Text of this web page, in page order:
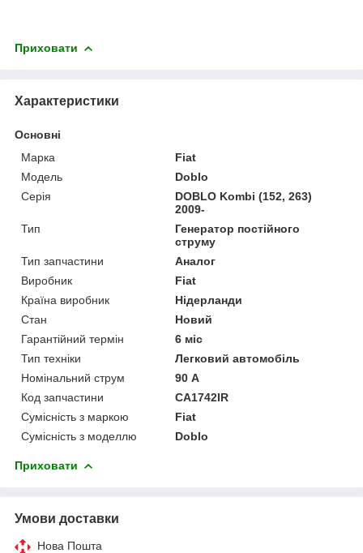
Приховати
Характеристики
Основні
Марка
Fiat
Модель
Doblo
Серія
DOBLO Kombi (152, 263)
2009-
Тип
Генератор постійного
струму
Тип запчастини
Аналог
Виробник
Fiat
Країна виробник
Нідерланди
Стан
Новий
Гарантійний термін
6 міс
Тип техніки
Легковий автомобіль
Номінальний струм
90 А
Код запчастини
CA1742IR
Сумісність з маркою
Fiat
Сумісність з моделлю
Doblo
Приховати
Умови доставки
Нова Пошта